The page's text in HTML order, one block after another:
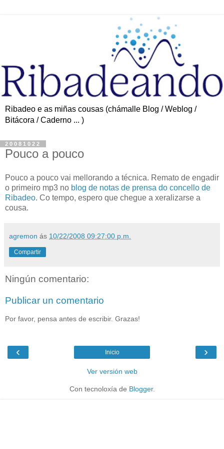
Ribadeo e as miñas cousas (chámalle Blog / Weblog /
Bitácora / Caderno ... )
20081022
Pouco a pouco
Pouco a pouco vai mellorando a técnica. Remato de engadir
o primeiro mp3 no blog de notas de prensa do concello de
Ribadeo. Co tempo, espero que chegue a xeralizarse a
cousa.
agremon ás 10/22/2008 09:27:00 p.m.
Compartir
Ningún comentario:
Publicar un comentario
Por favor, pensa antes de escribir. Grazas!
‹ ›
Inicio
Ver versión web
Con tecnoloxía de Blogger.